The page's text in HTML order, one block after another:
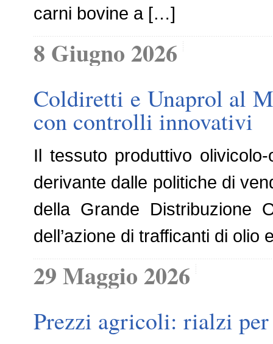
carni bovine a […]
8 Giugno 2026
Coldiretti e Unaprol al
con controlli innovativi
Il tessuto produttivo
derivante dalle politiche di
della Grande Distribuzione
dell’azione di trafficanti di
29 Maggio 2026
Prezzi agricoli: rialzi